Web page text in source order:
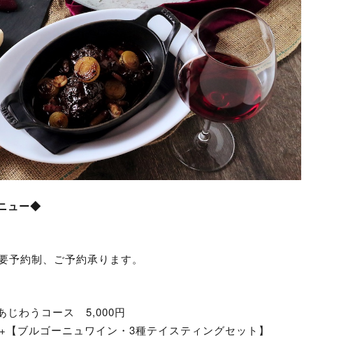
ュー◆
約制、ご予約承ります。
じわうコース 5,000円
ブルゴーニュワイン・3種テイスティングセット】